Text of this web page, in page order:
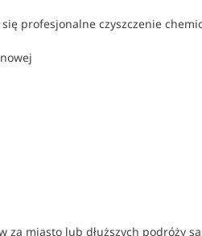
profesjonalne czyszczenie
za miasto lub dłuższych podróży